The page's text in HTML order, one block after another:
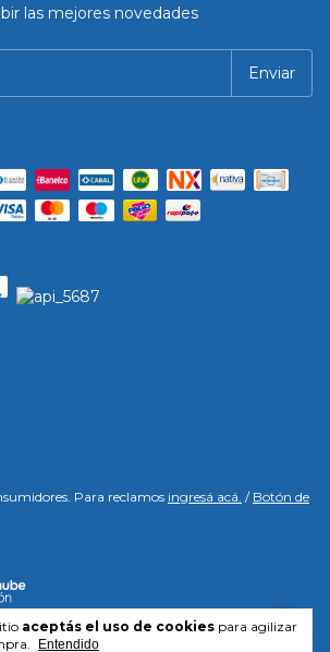
aceptás el uso de cookies para agilizar
Entendido
las mejores novedades
Para reclamos ingresá acá. / Botón de
- 30712385797 - 2026. Todos los derechos